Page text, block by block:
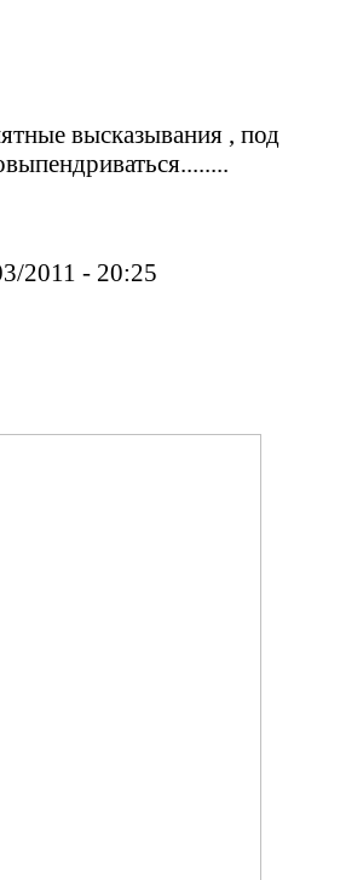
высказывания , под
2011 - 20:25